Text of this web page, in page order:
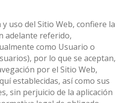
y uso del Sitio Web, confiere la
adelante referido,
como Usuario o
por lo que se aceptan,
por el Sitio Web,
establecidas, así como sus
sin perjuicio de la aplicación